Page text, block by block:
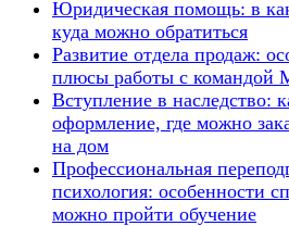
Юридическая помощь: в
куда можно обратиться
Развитие отдела продаж:
плюсы работы с командой
Вступление в наследство:
оформление, где можно
на дом
Профессиональная
психология: особенности
можно пройти обучение